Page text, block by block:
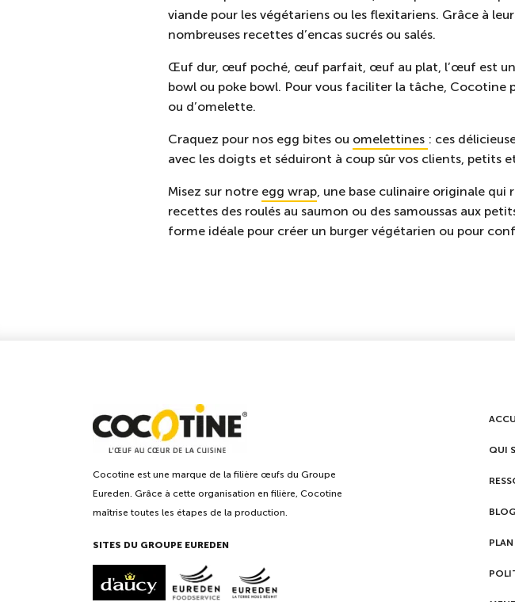
viande pour les végétariens ou les flexitariens. Grâce à
nombreuses recettes d’encas sucrés ou salés.
Œuf dur, œuf poché, œuf parfait, œuf au plat, l’œuf est un
bowl ou poke bowl. Pour vous faciliter la tâche, Cocotine
ou d’omelette.
Craquez pour nos egg bites ou omelettines : ces
avec les doigts et séduiront à coup sûr vos clients, petits
Misez sur notre egg wrap, une base culinaire originale qui
recettes des roulés au saumon ou des samoussas aux
forme idéale pour créer un burger végétarien ou pour
Cocotine est une marque de la filière œufs du Groupe
Eureden. Grâce à cette organisation en filière, Cocotine
maîtrise toutes les étapes de la production.
SITES DU GROUPE EUREDEN
QUI
BLOG